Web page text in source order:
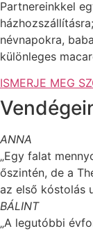
Partnereinkkel
névnapokra,
különleges
ISMERJE MEG
ANNA
„Egy falat
őszintén, de a
az első kóstolás
BÁLINT
„A legutóbbi